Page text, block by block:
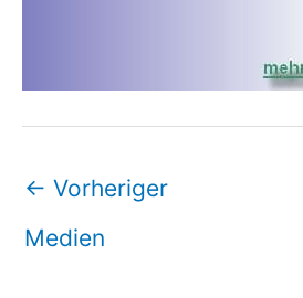
← Vorheriger
Medien